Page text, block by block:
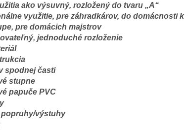
ako výsuvný, rozložený do tvaru „A“
využitie, pre záhradkárov, do domácnosti k
pre domácich majstrov
jednoduché rozloženie
spodnej časti
stupne
papuče PVC
výstuhy